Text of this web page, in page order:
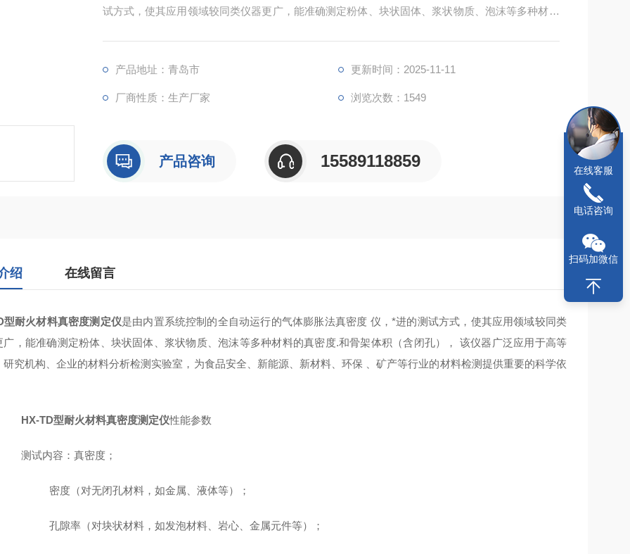
试方式，使其应用领域较同类仪器更广，能准确测定粉体、块状固体、浆状物质、泡沫等多种材料
产品地址：青岛市
更新时间：2025-11-11
厂商性质：生产厂家 浏览次数：1549
产品咨询 15589118859
绍 在线留言
型耐火材料真密度测定仪是由内置系统控制的全自动运行的气体膨胀法真密度 仪 ，*进的测试方式，使其应用领域较同类
广，能准确测定粉体、块状固体、浆状物质、泡沫等多种材料的真密度.和骨架体积（含闭孔）， 该仪器广泛应用于高等
研究机构、企业的材料分析检测实验室，为食品安全、新能源、新材料、环保 、矿产等行业的材料检测提供重要的科学依
HX-TD型耐火材料真密度测定仪性能参数
测试内容 ：真密度；
密度（对无闭孔材料，如金属、液体等）；
孔隙率（对块状材料，如发泡材料、岩心、金属元件等）；
在线客服
电话咨询
扫码加微信